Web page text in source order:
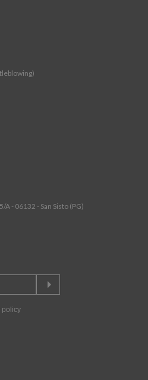
- 06132 - San Sisto (PG)
policy